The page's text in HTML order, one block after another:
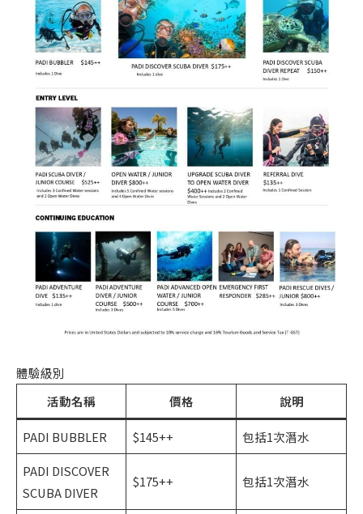
體驗級別
活動名稱
價格 說明
PADI BUBBLER $145++
包括1次潛水
PADI DISCOVER
SCUBA DIVER
$175++ 包括1次潛水